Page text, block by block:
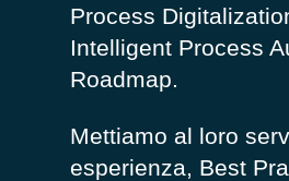
Process
Intelligent Process
Roadmap.
Mettiamo al loro
esperienza, Best